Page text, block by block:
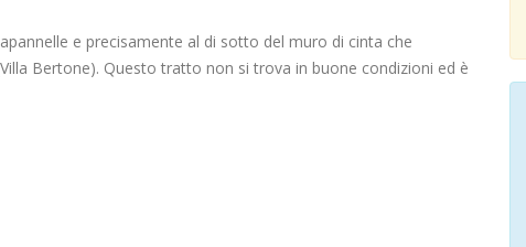
e precisamente al di sotto del muro di cinta che
Bertone). Questo tratto non si trova in buone condizioni ed è